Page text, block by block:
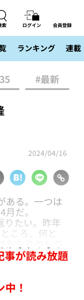
索 ログイン 会員登録
ランキング 連載
#最新
2024/04/16
ある。一つは
だ。
たい。昨年
ころ、何と
が読み放題
！